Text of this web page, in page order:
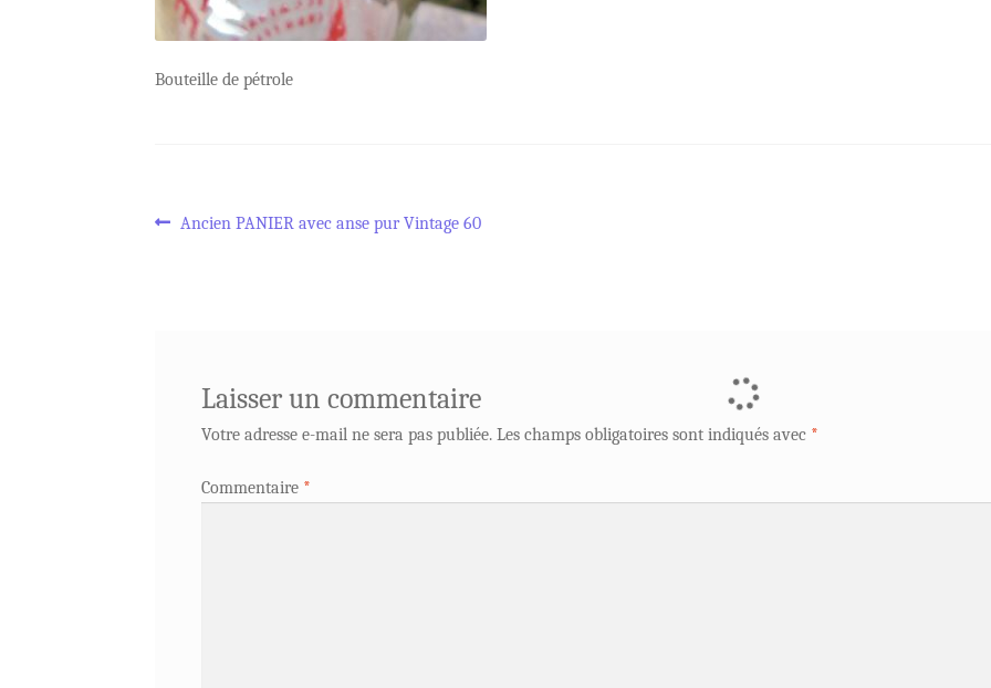
Bouteille de pétrole
Navigation
Article
Ancien PANIER avec anse pur Vintage 60
Laisser un commentaire
Votre adresse e-mail ne sera pas publiée. Les champs obligatoires sont indiqués avec *
Commentaire *